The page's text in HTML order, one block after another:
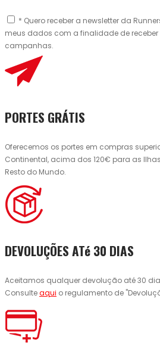
* Quero receber a newsletter da
meus dados com a finalidade de
campanhas.
PORTES GRÁTIS
Oferecemos os portes em compras
Continental, acima dos 120€ para as
Resto do Mundo.
DEVOLUÇÕES ATé 30 DIAS
Aceitamos qualquer devolução até 30
Consulteaqui o regulamento de